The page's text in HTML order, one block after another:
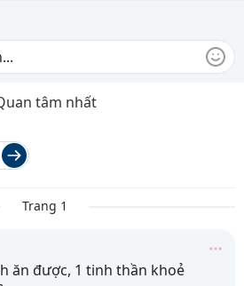
tâm nhất
Trang 1
ăn được, 1 tinh thần khoẻ